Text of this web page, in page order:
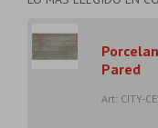
Pared
Art: CITY-